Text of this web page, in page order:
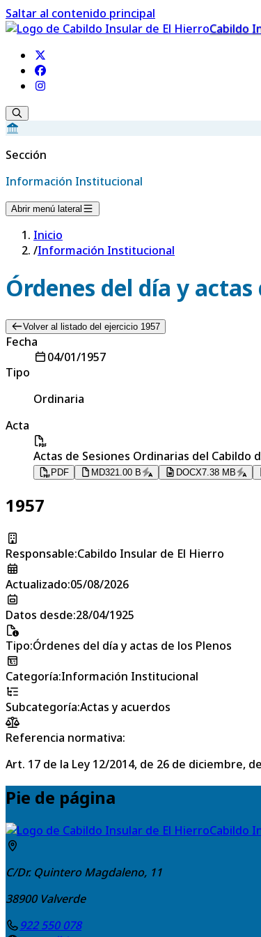
Saltar al contenido principal
Cabildo
Sección
Información Institucional
Abrir menú lateral
Inicio
/Información Institucional
Órdenes del día y actas
Volver al listado del ejercicio 1957
Fecha
04/01/1957
Tipo
Ordinaria
Acta
Actas de Sesiones Ordinarias del Cabildo
PDF MD321.00 B DOCX7.38 MB
1957
Responsable:Cabildo Insular de El Hierro
Actualizado:05/08/2026
Datos desde:28/04/1925
Tipo:Órdenes del día y actas de los Plenos
Categoría:Información Institucional
Subcategoría:Actas y acuerdos
Referencia normativa:
Art. 17 de la Ley 12/2014, de 26 de diciembre,
Pie de página
Cabildo
C/Dr. Quintero Magdaleno, 11
38900 Valverde
922 550 078